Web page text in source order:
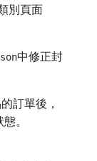
別頁面
中修正封
訂單後，
。